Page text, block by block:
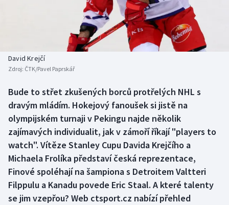
Boby a skeleton
Box
Curling
Dostihy
Florbal
Futsal
Aplikace ČT sport
AZ kvíz
David Krejčí
Zdroj: ČTK/Pavel Paprskář
Bude to střet zkušených borců protřelých NHL s
dravým mládím. Hokejový fanoušek si jistě na
olympijském turnaji v Pekingu najde několik
zajímavých individualit, jak v zámoří říkají "players to
watch". Vítěze Stanley Cupu Davida Krejčího a
Michaela Frolíka představí česká reprezentace,
Finové spoléhají na šampiona s Detroitem Valtteri
Filppulu a Kanadu povede Eric Staal. A které talenty
se jim vzepřou? Web ctsport.cz nabízí přehled